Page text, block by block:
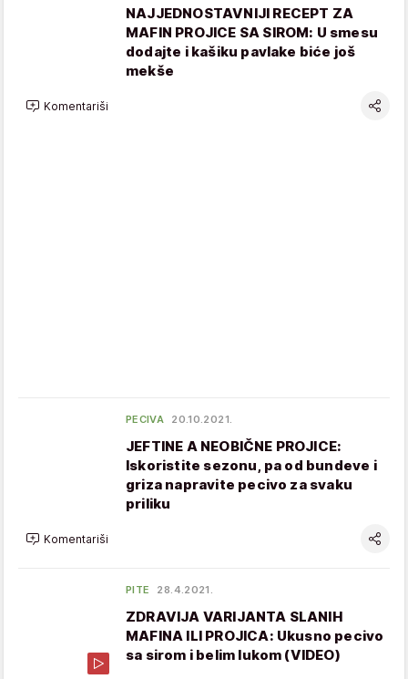
NAJJEDNOSTAVNIJI RECEPT ZA
MAFIN PROJICE SA SIROM: U smesu
dodajte i kašiku pavlake biće još
mekše
Komentariši
PECIVA 20.10.2021.
JEFTINE A NEOBIČNE PROJICE:
Iskoristite sezonu, pa od bundeve i
griza napravite pecivo za svaku
priliku
Komentariši
PITE 28.4.2021.
ZDRAVIJA VARIJANTA SLANIH
MAFINA ILI PROJICA: Ukusno pecivo
sa sirom i belim lukom (VIDEO)